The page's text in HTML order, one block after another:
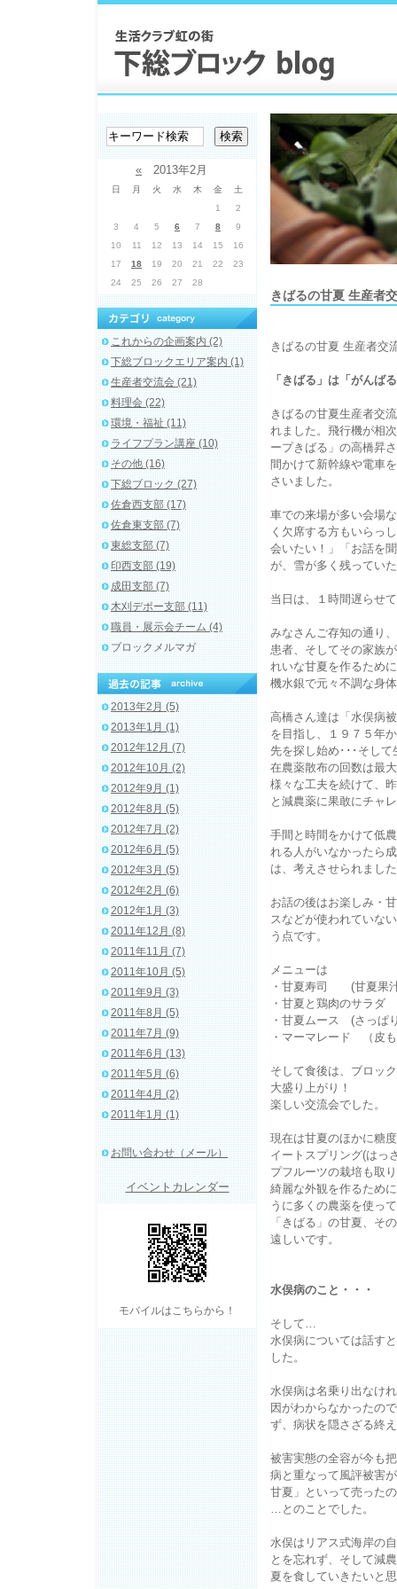
きばるの甘夏 生産者
きばるの甘夏 生産者交
「きばる」は「がんば
きばるの甘夏生産者交
れました。飛行機が相
ープきばる」の高橋昇
間かけて新幹線や電車
さいました。
車での来場が多い会場
く欠席する方もいらっ
会いたい！」「お話を
が、雪が多く残ってい
当日は、１時間遅らせ
みなさんご存知の通り
患者、そしてその家族
れいな甘夏を作るため
機水銀で元々不調な身
高橋さん達は「水俣病
を目指し、１９７５年
先を探し始め･･･そし
在農薬散布の回数は最
様々な工夫を続けて、
と減農薬に果敢にチャ
手間と時間をかけて低
れる人がいなかったら
は、考えさせられまし
お話の後はお楽しみ・
スなどが使われていな
う点です。
メニューは
・甘夏寿司 (甘夏果汁
・甘夏と鶏肉のサラダ
・甘夏ムース (さっぱ
・マーマレード （皮
そして食後は、ブロッ
大盛り上がり！
楽しい交流会でした。
現在は甘夏のほかに糖
イートスプリング(はっ
プフルーツの栽培も取
綺麗な外観を作るため
うに多くの農薬を使っ
「きばる」の甘夏、そ
遠しいです。
水俣病のこと・・・
そして…
水俣病については話す
した。
水俣病は名乗り出なけ
因がわからなかったの
ず、病状を隠さざる終
被害実態の全容が今も
病と重なって風評被害
甘夏」といって売った
…とのことでした。
水俣はリアス式海岸の
とを忘れず、そして減
夏を食していきたいと
« 2013年2月
日 月 火 水 木 金
土
1
2
3
4 5 6 7 8
9
10
11 12 13 14 15
16
17
18 19 20 21 22
23
24
25 26 27 28
これからの企画案内 (2)
下総ブロックエリア案内 (1)
生産者交流会 (21)
料理会 (22)
環境・福祉 (11)
ライフプラン講座 (10)
その他 (16)
下総ブロック (27)
佐倉西支部 (17)
佐倉東支部 (7)
東総支部 (7)
印西支部 (19)
成田支部 (7)
木刈デポー支部 (11)
職員・展示会チーム (4)
ブロックメルマガ
2013年2月 (5)
2013年1月 (1)
2012年12月 (7)
2012年10月 (2)
2012年9月 (1)
2012年8月 (5)
2012年7月 (2)
2012年6月 (5)
2012年3月 (5)
2012年2月 (6)
2012年1月 (3)
2011年12月 (8)
2011年11月 (7)
2011年10月 (5)
2011年9月 (3)
2011年8月 (5)
2011年7月 (9)
2011年6月 (13)
2011年5月 (6)
2011年4月 (2)
2011年1月 (1)
お問い合わせ（メール）
イベントカレンダー
モバイルはこちらから！